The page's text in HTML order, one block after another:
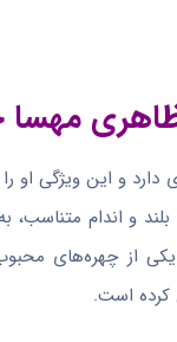
و این ویژگی او را
و اندام متناسب،
از چهره‌های
کرده است.